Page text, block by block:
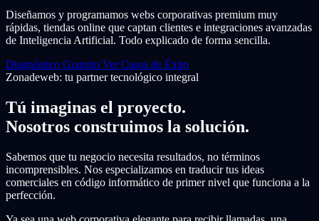
Diseñamos y programamos webs corporativas premium muy
rápidas, tiendas online que captan clientes e integraciones avanzadas
de Inteligencia Artificial. Todo explicado de forma sencilla.
Diagnóstico Gratuito Ver Casos de Éxito
Zonadeweb: tu partner tecnológico integral
Tú imaginas el proyecto.
Nosotros construimos la solución.
Sabemos que tu negocio necesita resultados, no términos
incomprensibles. Nos especializamos en traducir tus ideas
comerciales en código informático de primer nivel que funciona a la
perfección.